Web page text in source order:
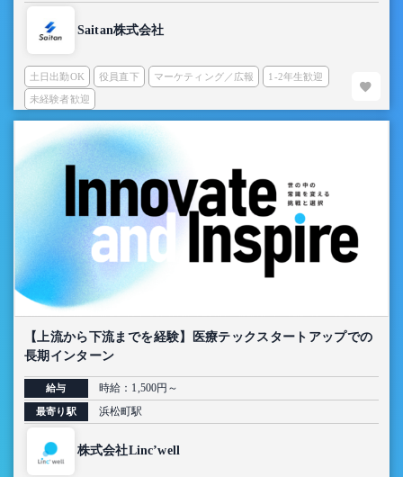
Saitan株式会社
土日出勤OK 役員直下 マーケティング／広報 1-2年生歓迎
未経験者歓迎
【上流から下流までを経験】医療テックスタートアップでの
長期インターン
給与 時給：1,500円～
最寄り駅 浜松町駅
株式会社Linc’well